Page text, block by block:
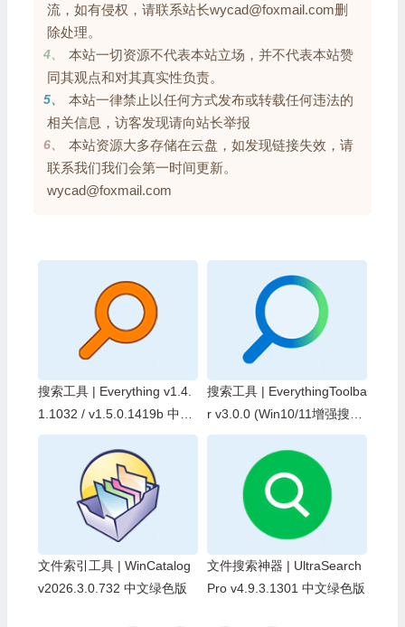
流，如有侵权，请联系站长wycad@foxmail.com删
除处理。
4、
本站一切资源不代表本站立场，并不代表本站赞
同其观点和对其真实性负责。
5、
本站一律禁止以任何方式发布或转载任何违法的
相关信息，访客发现请向站长举报
6、
本站资源大多存储在云盘，如发现链接失效，请
联系我们我们会第一时间更新。
wycad@foxmail.com
搜索工具 | Everything v1.4.
1.1032 / v1.5.0.1419b 中文
绿色版
搜索工具 | EverythingToolba
r v3.0.0 (Win10/11增强搜索
工具栏)
文件索引工具 | WinCatalog
v2026.3.0.732 中文绿色版
文件搜索神器 | UltraSearch
Pro v4.9.3.1301 中文绿色版